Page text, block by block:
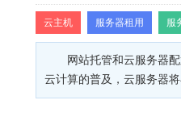
云主机 服务器租用 服
网站托管和云服务器
云计算的普及，云服务器